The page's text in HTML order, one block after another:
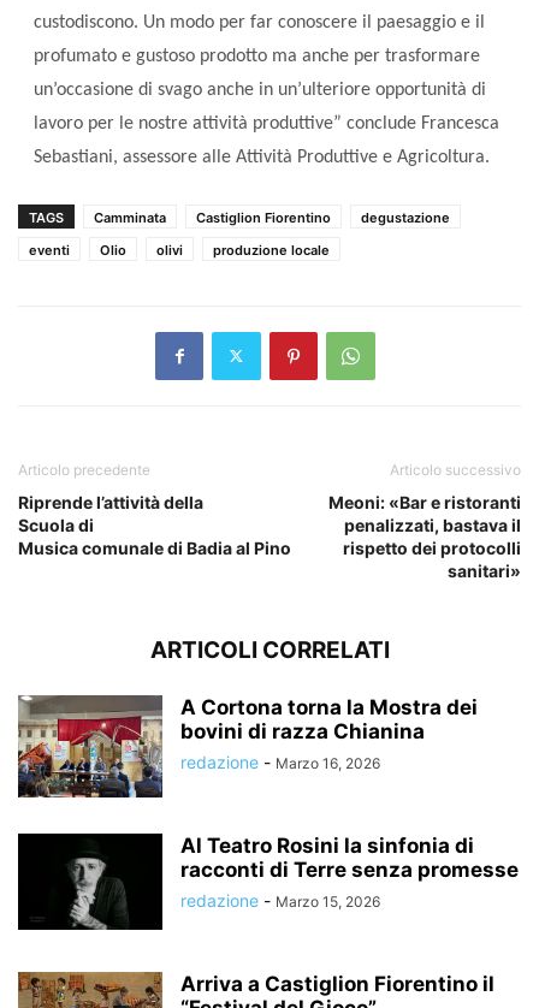
custodiscono. Un modo per far conoscere il paesaggio e il
profumato e gustoso prodotto ma anche per trasformare
un’occasione di svago anche in un’ulteriore opportunità di
lavoro per le nostre attività produttive” conclude Francesca
Sebastiani, assessore alle Attività Produttive e Agricoltura.
TAGS Camminata Castiglion Fiorentino
degustazione
eventi
Olio olivi produzione locale
Articolo precedente
Riprende l’attività della
Scuola di
Musica comunale di Badia al Pino
Articolo successivo
Meoni: «Bar e ristoranti
penalizzati, bastava il
rispetto dei protocolli
sanitari»
ARTICOLI CORRELATI
A Cortona torna la Mostra dei
bovini di razza Chianina
redazione - Marzo 16, 2026
Al Teatro Rosini la sinfonia di
racconti di Terre senza promesse
redazione - Marzo 15, 2026
Arriva a Castiglion Fiorentino il